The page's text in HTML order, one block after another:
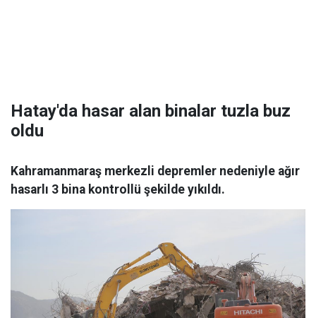
Hatay'da hasar alan binalar tuzla buz
oldu
Kahramanmaraş merkezli depremler nedeniyle ağır
hasarlı 3 bina kontrollü şekilde yıkıldı.